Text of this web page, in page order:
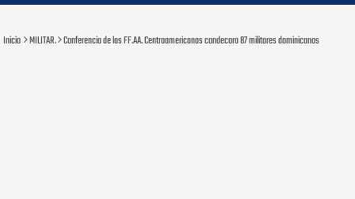
Inicio MILITAR. Conferencia de las FF.AA. Centroamericanas condecora 87 militares dominicanos